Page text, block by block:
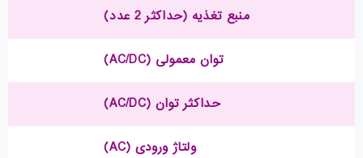
منبع تغذیه (حداکثر 2 عدد)
توان معمولی (AC/DC)
حداکثر توان (AC/DC)
ولتاژ ورودی (AC)